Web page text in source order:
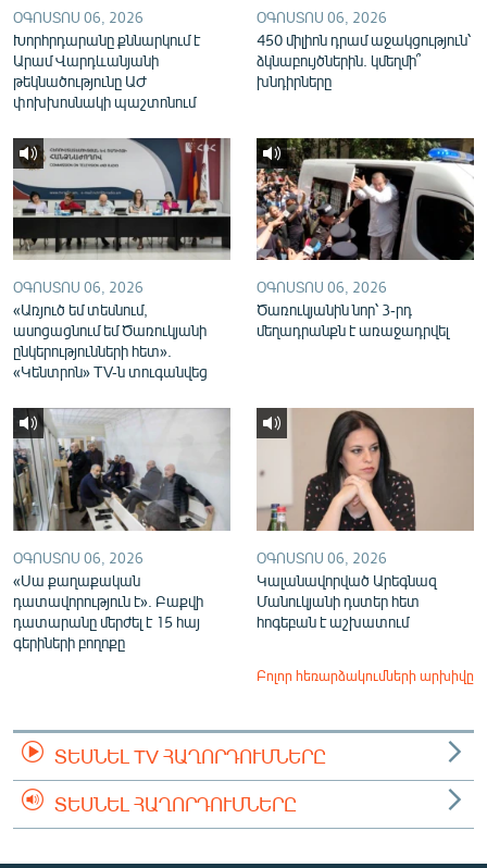
ՀԵՏԵՎԵՔ ՄԵԶ
«Ազատության» բոլոր կայքերը
ՕԳՈՍՏՈՍ 06, 2026
Խորհրդարանը քննարկում է
Արամ Վարդևանյանի
թեկնածությունը ԱԺ
փոխխոսնակի պաշտոնում
ՕԳՈՍՏՈՍ 06, 2026
450 միլիոն դրամ աջակցություն՝
ձկնաբույծներին. կմեղմի՞
խնդիրները
ՕԳՈՍՏՈՍ 06, 2026
«Առյուծ եմ տեսնում,
ասոցացնում եմ Ծառուկյանի
ընկերությունների հետ».
«Կենտրոն» TV-ն տուգանվեց
ՕԳՈՍՏՈՍ 06, 2026
Ծառուկյանին նոր՝ 3-րդ
մեղադրանքն է առաջադրվել
ՕԳՈՍՏՈՍ 06, 2026
«Սա քաղաքական
դատավորություն է». Բաքվի
դատարանը մերժել է 15 հայ
գերիների բողոքը
ՕԳՈՍՏՈՍ 06, 2026
Կալանավորված Արեգնազ
Մանուկյանի դստեր հետ
հոգեբան է աշխատում
Բոլոր հեռարձակումների արխիվը
ՏԵՍՆԵԼ TV ՀԱՂՈՐԴՈՒՄՆԵՐԸ
ՏԵՍՆԵԼ ՀԱՂՈՐԴՈՒՄՆԵՐԸ